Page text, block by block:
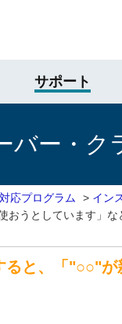
サポート
ー・ク
応プログラム > イン
おうとしています」な
と、「"○○"